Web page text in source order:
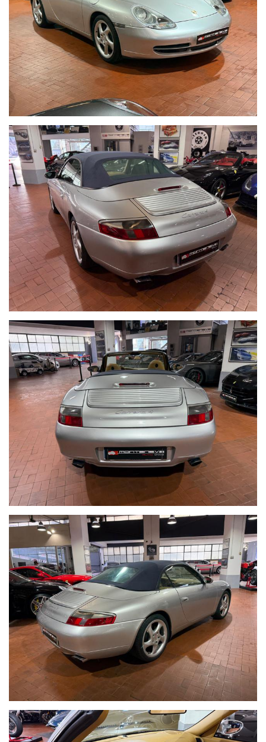
------CONTO VENDITA ED ASSISTENZA ALLA VENDITA------
SE VOLETE VENDERE LA VOSTRA AUTO SENZA DOVERVI
OCCUPARE DI TRATTATIVE E PAGAMENTI POSSIAMO
OCCUPARCENE NOI,METTIAMO A DISPOSIZIONE LA NOSTRA
SERIETA' E COMPETENZA,CUSTODIAMO LA VOSTRA VETTURA
NEL NOSTRO SHOWROOM,VALUTIAMO LE OFFERTE
PERVENUTECI E VI INFORMIAMO IN TEMPO REALE CERCANDO
SEMPRE DI TENERE CONTO DELLE VOSTRE ESIGENZE